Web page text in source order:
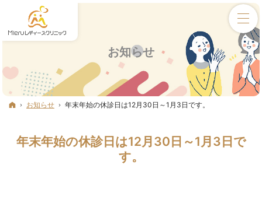
お知らせ
ホーム
お知らせ 年末年始の休診日は12月30日～1月3日です。
年末年始の休診日は12月30日～1月3日で
す。